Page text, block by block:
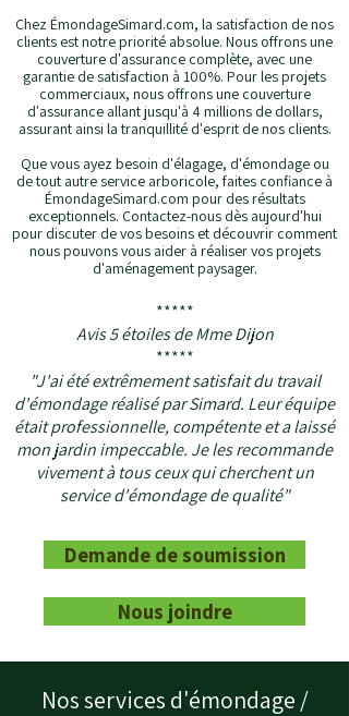
Chez ÉmondageSimard.com, la satisfaction de nos
clients est notre priorité absolue. Nous offrons une
couverture d'assurance complète, avec une
garantie de satisfaction à 100%. Pour les projets
commerciaux, nous offrons une couverture
d'assurance allant jusqu'à 4 millions de dollars,
assurant ainsi la tranquillité d'esprit de nos clients.
Que vous ayez besoin d'élagage, d'émondage ou
de tout autre service arboricole, faites confiance à
ÉmondageSimard.com pour des résultats
exceptionnels. Contactez-nous dès aujourd'hui
pour discuter de vos besoins et découvrir comment
nous pouvons vous aider à réaliser vos projets
d'aménagement paysager.
*****
Avis 5 étoiles de Mme Dijon
*****
"J'ai été extrêmement satisfait du travail
d'émondage réalisé par Simard. Leur équipe
était professionnelle, compétente et a laissé
mon jardin impeccable. Je les recommande
vivement à tous ceux qui cherchent un
service d'émondage de qualité"
Demande de soumission
Nous joindre
Nos services d'émondage /